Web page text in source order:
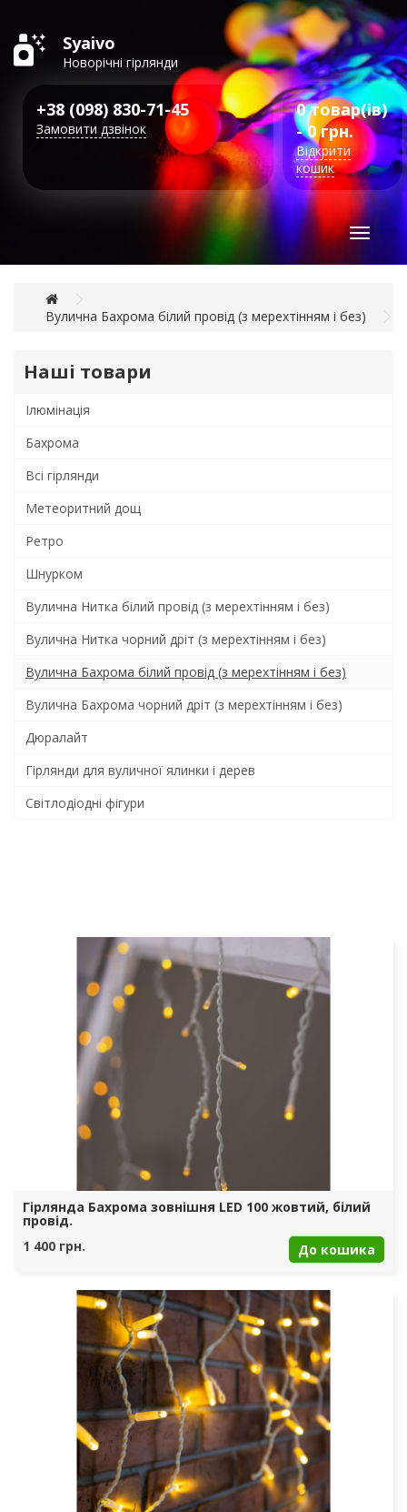
Syaivo
Новорічні гірлянди
+38 (098) 830-71-45
Замовити дзвінок
0 товар(ів)
- 0 грн.
Відкрити
кошик
Toggle
Вулична Бахрома білий провід (з мерехтінням і без)
Наші товари
Ілюмінація
Бахрома
Всi гiрлянди
Метеоритний дощ
Ретро
Шнурком
Вулична Нитка білий провід (з мерехтінням і без)
Вулична Нитка чорний дріт (з мерехтінням і без)
Вулична Бахрома білий провід (з мерехтінням і без)
Вулична Бахрома чорний дріт (з мерехтінням і без)
Дюралайт
Гірлянди для вуличної ялинки і дерев
Світлодіодні фігури
Гірлянда Бахрома зовнішня LED 100 жовтий, білий
провід.
1 400 грн.
До кошика